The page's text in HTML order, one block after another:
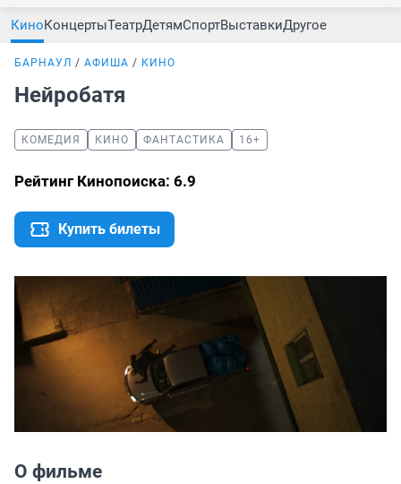
КиноКонцертыТеатрДетямСпортВыставкиДругое
БАРНАУЛ АФИША КИНО
Нейробатя
КОМЕДИЯ КИНО ФАНТАСТИКА 16+
Рейтинг Кинопоиска: 6.9
Купить билеты
О фильме